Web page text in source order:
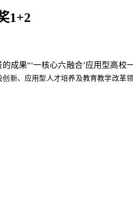
1+2
的成果“‘一核心六融合’应用型高校
新、应用型人才培养及教育教学改革